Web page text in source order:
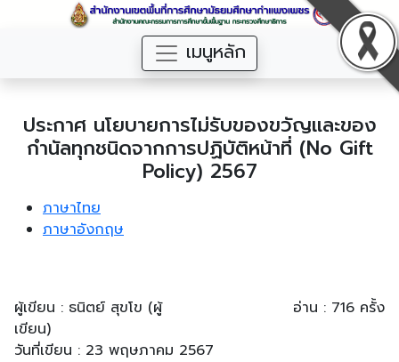
เมนูหลัก
ประกาศ นโยบายการไม่รับของขวัญและของ
กำนัลทุกชนิดจากการปฏิบัติหน้าที่ (No Gift
Policy) 2567
ภาษาไทย
ภาษาอังกฤษ
ผู้เขียน : ธนิตย์ สุขโข (ผู้
เขียน)
อ่าน : 716 ครั้ง
วันที่เขียน : 23 พฤษภาคม 2567